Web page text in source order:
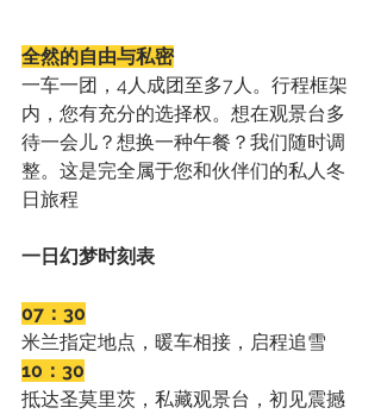
全然的自由与私密
一车一团，4人成团至多7人。行程框架
内，您有充分的选择权。想在观景台多
待一会儿？想换一种午餐？我们随时调
整。这是完全属于您和伙伴们的私人冬
日旅程
一日幻梦时刻表
07：30
米兰指定地点，暖车相接，启程追雪
10：30
抵达圣莫里茨，私藏观景台，初见震撼